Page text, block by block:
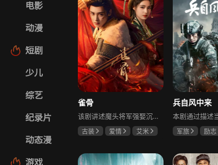
电影
动漫
短剧
少儿
综艺
纪录片
动态漫
游戏
雀骨
该剧讲述魔头将军强娶沉迷机关术的财迷假千金，两人从契约夫妻起步，在生死局中互扒马甲，爱意与杀意交织共生。过程中他们揭露朝堂阴谋，破解生死乱局，最终共同守护家国太平，融合了权谋、爱情、冒险等多重元素，情节跌宕起伏。
古装 爱情
艾米
兵自风中来
军旅
励志